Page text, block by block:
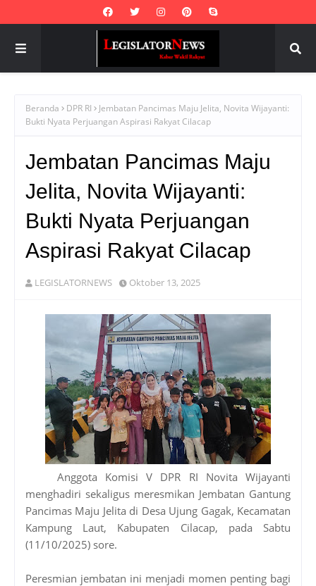
Beranda DPR RI
Jembatan Pancimas Maju Jelita, Novita Wijayanti:
Bukti Nyata Perjuangan Aspirasi Rakyat Cilacap
Jembatan Pancimas Maju
Jelita, Novita Wijayanti:
Bukti Nyata Perjuangan
Aspirasi Rakyat Cilacap
LEGISLATORNEWS Oktober 13, 2025
Anggota Komisi V DPR RI Novita Wijayanti
menghadiri sekaligus meresmikan Jembatan Gantung
Pancimas Maju Jelita di Desa Ujung Gagak, Kecamatan
Kampung Laut, Kabupaten Cilacap, pada Sabtu
(11/10/2025) sore.
Peresmian jembatan ini menjadi momen penting bagi